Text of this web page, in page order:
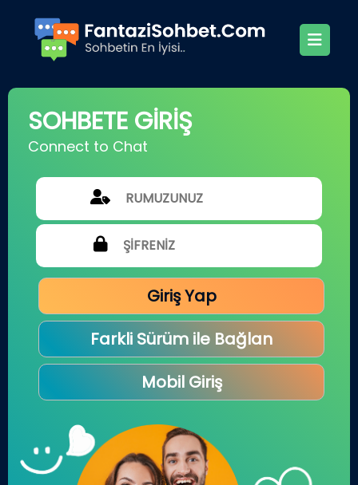
SOHBETE GİRİŞ
Connect to Chat
Giriş Yap
Farkli Sürüm ile Bağlan
Mobil Giriş